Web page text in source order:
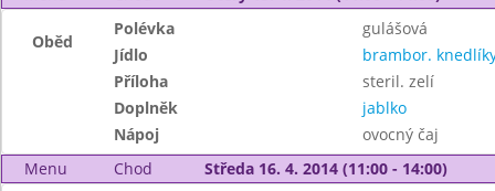
Oběd
Polévka
gulášová
Jídlo
brambor.
Příloha
steril. zelí
Doplněk
jablko
Nápoj
ovocný čaj
Menu
Chod Středa 16. 4. 2014 (11:00 - 14:00)